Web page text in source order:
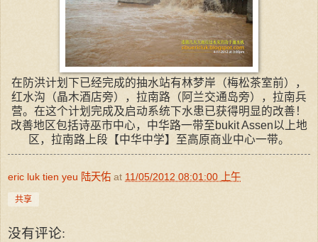
在防洪计划下已经完成的抽水站有林梦岸（梅松茶室前），
红水沟（晶木酒店旁），拉南路（阿兰交通岛旁），拉南兵
营。在这个计划完成及启动系统下水患已获得明显的改善！
改善地区包括诗巫市中心，中华路一带至bukit Assen以上地
区，拉南路上段【中华中学】至高原商业中心一带。
eric luk tien yeu 陆天佑 at 11/05/2012 08:01:00 上午
共享
没有评论: